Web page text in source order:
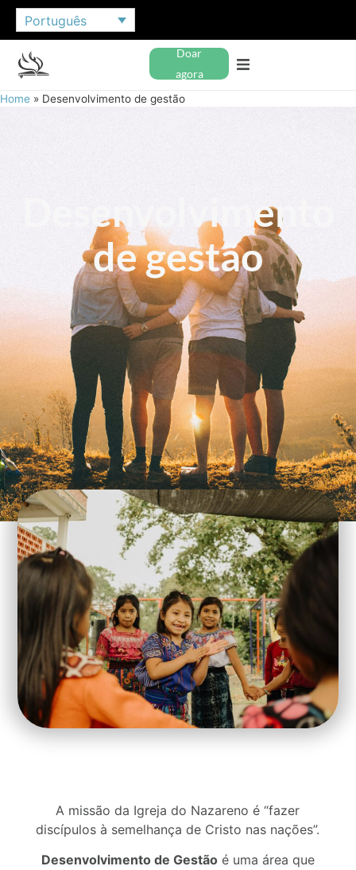
Português
Doar
agora
Home » Desenvolvimento de gestão
Desenvolvimento
de gestão
A missão da Igreja do Nazareno é “fazer
discípulos à semelhança de Cristo nas nações”.
Desenvolvimento de Gestãoé uma área que